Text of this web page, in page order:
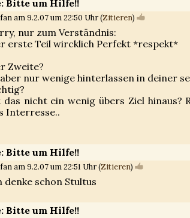
Bitte um Hilfe!!
am 9.2.07 um 22:50 Uhr (Zitieren)
nur zum Verständnis:
erste Teil wircklich Perfekt *respekt*
Zweite?
aber nur wenige hinterlassen in deiner
das nicht ein wenig übers Ziel hinaus?
Interresse..
Bitte um Hilfe!!
am 9.2.07 um 22:51 Uhr (Zitieren)
denke schon Stultus
Bitte um Hilfe!!